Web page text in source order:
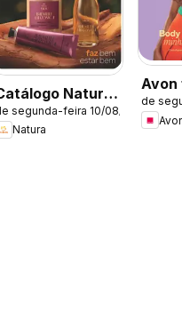
Natura
Ciclo 13/2026
segunda-feira 10/08/2026
Natura
Avon
de